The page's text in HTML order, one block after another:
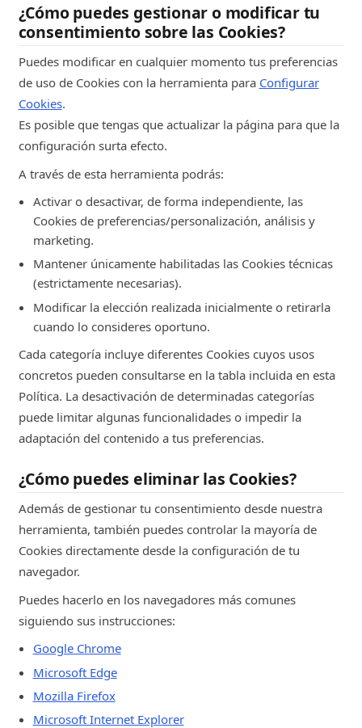
bodegaselpilar.com
399d
Estríctamente Necesarias
www.bodegaselpilar.com
_gid
Estríctamente Necesarias
taboola.com
bodegaselpilar.com
23h
Estríctamente Necesarias
Akamai
29m
Análisis o medición
Google
¿Cómo puedes gestionar o modificar tu
consentimiento sobre las Cookies?
Puedes modificar en cualquier momento tus preferencias
de uso de Cookies con la herramienta para Configurar
Cookies.
Es posible que tengas que actualizar la página para que la
configuración surta efecto.
A través de esta herramienta podrás:
Activar o desactivar, de forma independiente, las
Cookies de preferencias/personalización, análisis y
marketing.
Mantener únicamente habilitadas las Cookies técnicas
(estrictamente necesarias).
Modificar la elección realizada inicialmente o retirarla
cuando lo consideres oportuno.
Cada categoría incluye diferentes Cookies cuyos usos
concretos pueden consultarse en la tabla incluida en esta
Política. La desactivación de determinadas categorías
puede limitar algunas funcionalidades o impedir la
adaptación del contenido a tus preferencias.
¿Cómo puedes eliminar las Cookies?
Además de gestionar tu consentimiento desde nuestra
herramienta, también puedes controlar la mayoría de
Cookies directamente desde la configuración de tu
navegador.
Puedes hacerlo en los navegadores más comunes
siguiendo sus instrucciones:
Google Chrome
Microsoft Edge
Mozilla Firefox
Microsoft Internet Explorer